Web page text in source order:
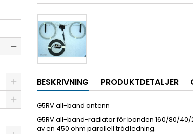
BESKRIVNING PRODUKTDETALJER
G5RV all-band antenn
G5RV all-band-radiator för banden 160/80/40/
av en 450 ohm parallell trådledning.